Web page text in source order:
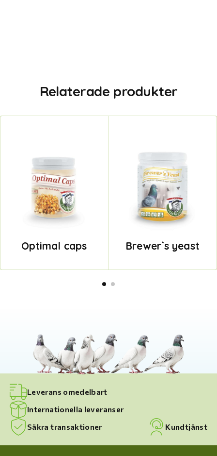
Relaterade produkter
Optimal caps Brewer`s yeast
Leverans omedelbart
Internationella leveranser
Säkra transaktioner
Kundtjänst